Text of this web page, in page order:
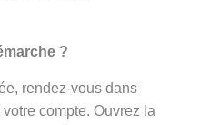
?
rendez-vous dans
votre compte. Ouvrez la